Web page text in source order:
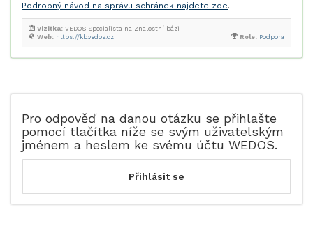
Podrobný návod na správu schránek najdete zde.
Role: Podpora
Web: https://kb.vedos.cz
Vizitka: VEDOS Specialista na Znalostní bázi
Pro odpověď na danou otázku se přihlašte
pomocí tlačítka níže se svým uživatelským
jménem a heslem ke svému účtu WEDOS.